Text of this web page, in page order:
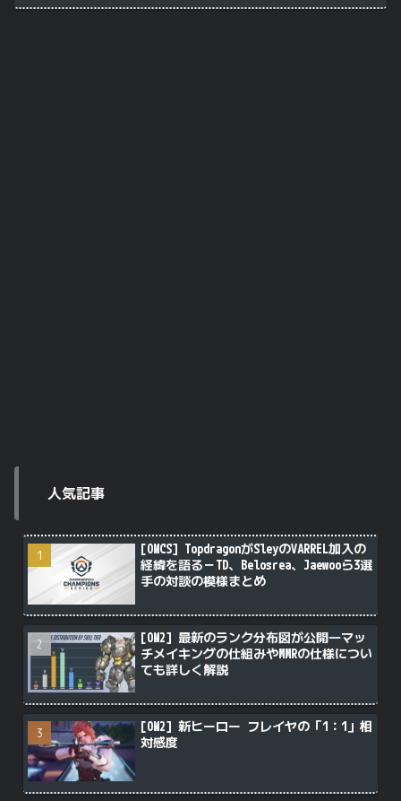
人気記事
[OWCS] TopdragonがSleyのVARREL加入の
経緯を語る－TD、Belosrea、Jaewooら3選
手の対談の模様まとめ
[OW2] 最新のランク分布図が公開―マッ
チメイキングの仕組みやMMRの仕様につい
ても詳しく解説
[OW2] 新ヒーロー フレイヤの「1：1」相
対感度